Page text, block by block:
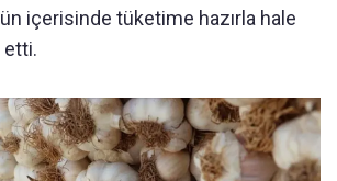
içerisinde tüketime hazırla hale
etti.